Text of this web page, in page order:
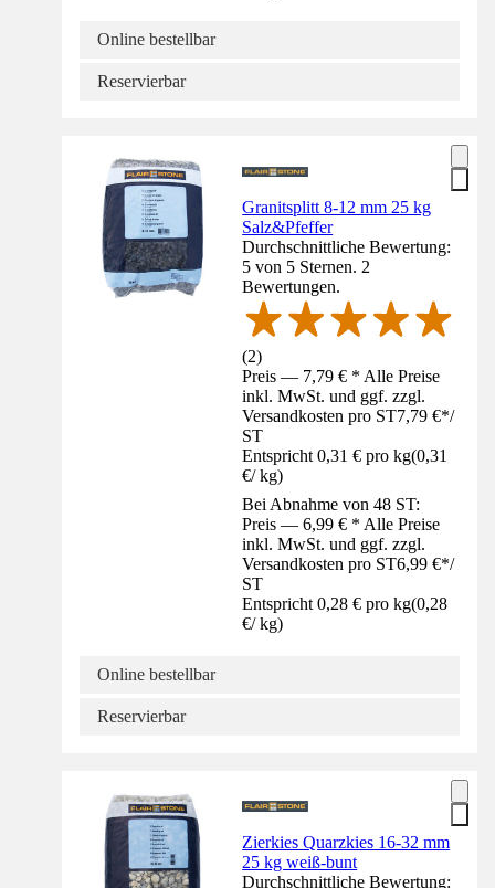
Online bestellbar
Reservierbar
Granitsplitt 8-12 mm 25 kg
Salz&Pfeffer
Durchschnittliche Bewertung:
5 von 5 Sternen. 2
Bewertungen.
(2)
Preis — 7,79 € * Alle Preise
inkl. MwSt. und ggf. zzgl.
Versandkosten pro ST7,79 €*/
ST
Entspricht 0,31 € pro kg(0,31
€/ kg)
Bei Abnahme von 48 ST:
Preis — 6,99 € * Alle Preise
inkl. MwSt. und ggf. zzgl.
Versandkosten pro ST6,99 €*/
ST
Entspricht 0,28 € pro kg(0,28
€/ kg)
Online bestellbar
Reservierbar
Zierkies Quarzkies 16-32 mm
25 kg weiß-bunt
Durchschnittliche Bewertung: